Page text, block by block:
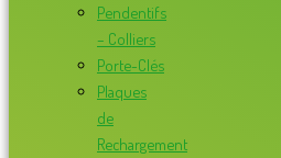
Pendentifs
– Colliers
Porte-Clés
Plaques
de
Rechargement